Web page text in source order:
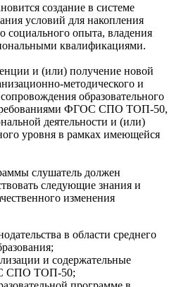
создание в системе
условий для накопления
социального опыта, владения
квалификациями.
и (или) получение новой
методического и
образовательного
требованиями ФГОС СПО ТОП-50,
деятельности и (или)
уровня в рамках имеющейся
слушатель должен
следующие знания и
изменения
в области среднего
и содержательные
СПО ТОП-50;